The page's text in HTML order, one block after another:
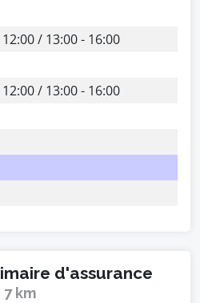
/ 13:00 - 16:00
/ 13:00 - 16:00
d'assurance
km